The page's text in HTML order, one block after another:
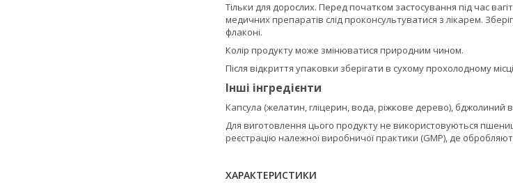
Тільки для дорослих. Перед початком застосування під час
медичних препаратів слід проконсультуватися з лікарем.
флаконі.
Колір продукту може змінюватися природним чином.
Після відкриття упаковки зберігати в сухому прохолодному
Інші інгредієнти
Капсула (желатин, гліцерин, вода, ріжкове дерево), бджолиний
Для виготовлення цього продукту не використовуються
реєстрацію належної виробничої практики (GMP), де
ХАРАКТЕРИСТИКИ